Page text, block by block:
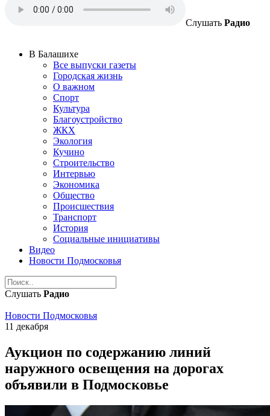
Слушать Радио
В Балашихе
Все выпуски газеты
Городская жизнь
О важном
Спорт
Культура
Благоустройство
ЖКХ
Экология
Кучино
Строительство
Интервью
Экономика
Общество
Происшествия
Транспорт
История
Социальные инициативы
Видео
Новости Подмосковья
Слушать Радио
Новости Подмосковья
11 декабря
Аукцион по содержанию линий
наружного освещения на дорогах
объявили в Подмосковье